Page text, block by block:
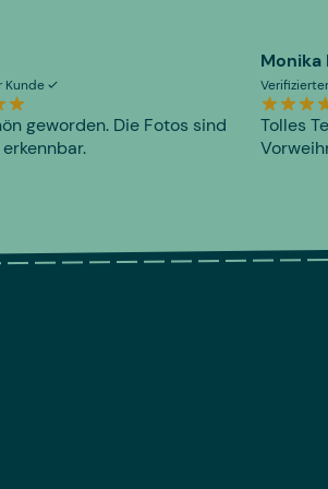
Kunde
geworden. Die Fotos sind
Monika
Tolles